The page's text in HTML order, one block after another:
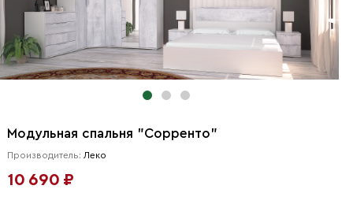
Модульная спальня "Сорренто"
Производитель: Леко
10 690 ₽